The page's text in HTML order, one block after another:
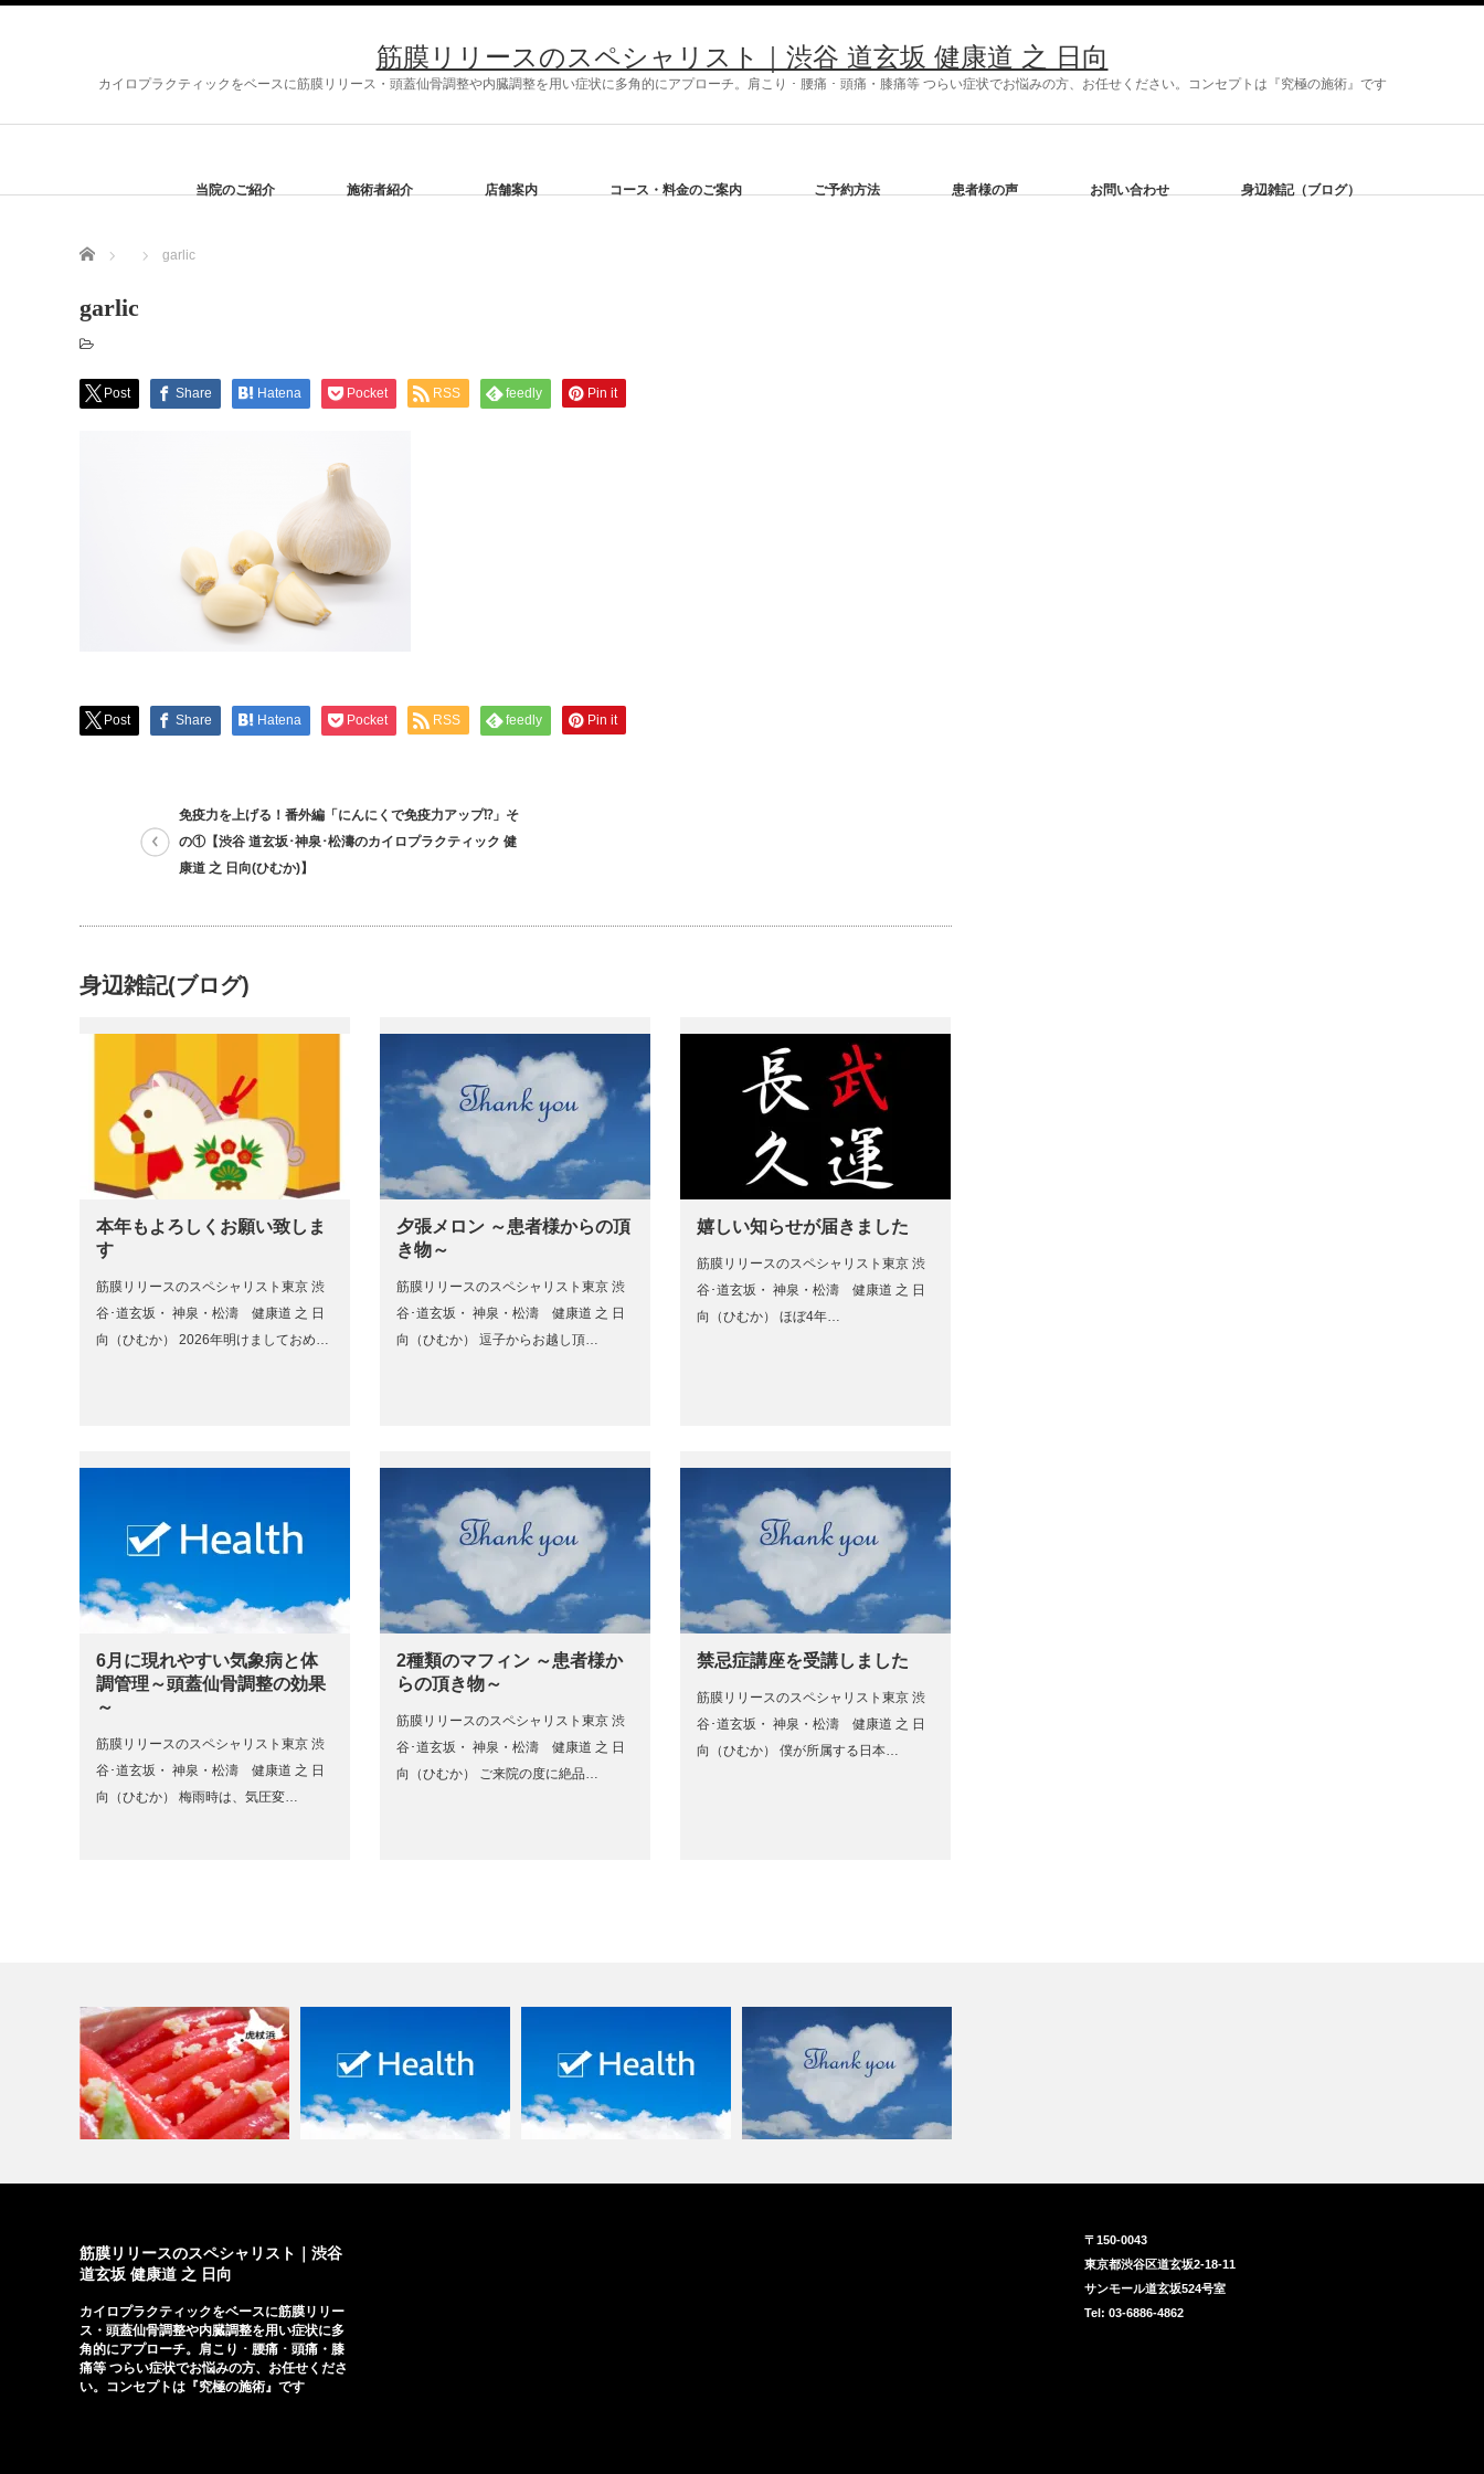
筋膜リリースのスペシャリスト｜渋谷 道玄坂 健康道 之 日向
カイロプラクティックをベースに筋膜リリース・頭蓋仙骨調整や内臓調整を用い症状に多角的にアプローチ。肩こり ･ 腰痛 ･ 頭痛・膝痛等 つらい症状でお悩みの方、お任せください。コンセプトは『究極の施術』です
当院のご紹介 施術者紹介 店舗案内 コース・料金のご案内 ご予約方法 患者様の声 お問い合わせ 身辺雑記（ブログ）
Home garlic
garlic
Post Share Hatena Pocket RSS feedly Pin it
Post Share Hatena Pocket RSS feedly Pin it
免疫力を上げる！番外編「にんにくで免疫力アップ⁉」そ
の①【渋谷 道玄坂･神泉･松濤のカイロプラクティック 健
康道 之 日向(ひむか)】
身辺雑記(ブログ)
本年もよろしくお願い致しま
す
筋膜リリースのスペシャリスト東京 渋
谷･道玄坂・ 神泉・松濤 健康道 之 日
向（ひむか） 2026年明けましておめ…
夕張メロン ～患者様からの頂
き物～
筋膜リリースのスペシャリスト東京 渋
谷･道玄坂・ 神泉・松濤 健康道 之 日
向（ひむか） 逗子からお越し頂…
嬉しい知らせが届きました
筋膜リリースのスペシャリスト東京 渋
谷･道玄坂・ 神泉・松濤 健康道 之 日
向（ひむか） ほぼ4年…
6月に現れやすい気象病と体
調管理～頭蓋仙骨調整の効果
～
筋膜リリースのスペシャリスト東京 渋
谷･道玄坂・ 神泉・松濤 健康道 之 日
向（ひむか） 梅雨時は、気圧変…
2種類のマフィン ～患者様か
らの頂き物～
筋膜リリースのスペシャリスト東京 渋
谷･道玄坂・ 神泉・松濤 健康道 之 日
向（ひむか） ご来院の度に絶品…
禁忌症講座を受講しました
筋膜リリースのスペシャリスト東京 渋
谷･道玄坂・ 神泉・松濤 健康道 之 日
向（ひむか） 僕が所属する日本…
虎杖浜の山わさびたらこ
Vol.1 …
筋膜リリースのスペシャリスト｜渋谷
道玄坂 健康道 之 日向
カイロプラクティックをベースに筋膜リリー
ス・頭蓋仙骨調整や内臓調整を用い症状に多
角的にアプローチ。肩こり ･ 腰痛 ･ 頭痛・膝
痛等 つらい症状でお悩みの方、お任せくださ
い。コンセプトは『究極の施術』です
〒150-0043
東京都渋谷区道玄坂2-18-11
サンモール道玄坂524号室
Tel: 03-6886-4862